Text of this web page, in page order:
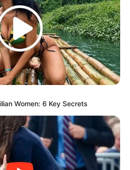
Women: 6 Key Secrets